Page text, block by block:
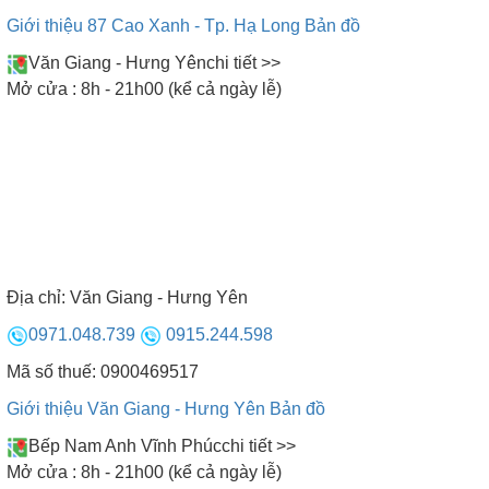
Bảng điều khiển điện tử của máy xông hơi khô
6.Tính năng
• Điều chỉnh nhiệt độ:Máy sẽ tự động tắt khi nhiệt
độ trong phòng xông bằng nhiệt độ cài đặt và tự
Giới thiệu 87 Cao Xanh - Tp. Hạ Long Bản đồ
Văn Giang - Hưng Yênchi tiết >>
Mở cửa : 8h - 21h00 (kể cả ngày lễ)
Địa chỉ: Văn Giang - Hưng Yên
0971.048.739
0915.244.598
Mã số thuế: 0900469517
Giới thiệu Văn Giang - Hưng Yên Bản đồ
Bếp Nam Anh Vĩnh Phúcchi tiết >>
Mở cửa : 8h - 21h00 (kể cả ngày lễ)